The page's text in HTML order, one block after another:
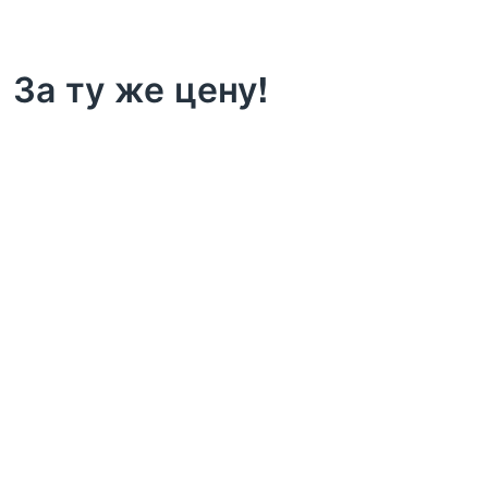
За ту же цену!